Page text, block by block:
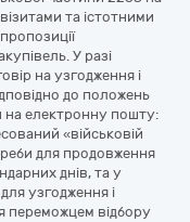
та істотними
У разі
на узгодження і
до положень
на електронну пошту:
«військовій
для продовження
днів, та у
узгодження і
переможцем відбору